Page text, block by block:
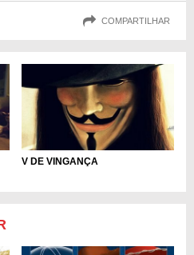
COMPARTILHAR
V DE VINGANÇA